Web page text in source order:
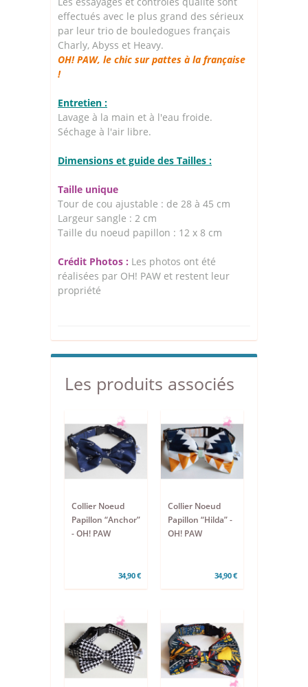
effectués avec le plus grand des sérieux
par leur trio de bouledogues français
Charly, Abyss et Heavy.
OH! PAW, le chic sur pattes à la française
!
Entretien :
Lavage à la main et à l'eau froide.
Séchage à l'air libre.
Dimensions et guide des Tailles :
Taille unique
Tour de cou ajustable : de 28 à 45 cm
Largeur sangle : 2 cm
Taille du noeud papillon : 12 x 8 cm
Crédit Photos : Les photos ont été
réalisées par OH! PAW et restent leur
propriété
Les produits associés
Collier Noeud
Papillon “Anchor”
- OH! PAW
34,90 €
Collier Noeud
Papillon “Hilda” -
OH! PAW
34,90 €